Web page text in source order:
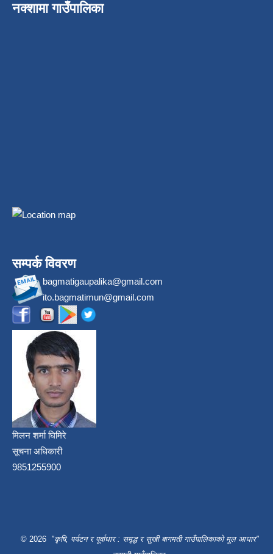
नक्शामा गाउँपालिका
सम्पर्क विवरण
bagmatigaupalika@gmail.com
ito.bagmatimun@gmail.com
मिलन शर्मा घिमिरे
सूचना अधिकारी
9851255900
© 2026 "कृषि, पर्यटन र पूर्वाधार : समृद्ध र सुखी बागमती गाउँपालिकाको मूल आधार"